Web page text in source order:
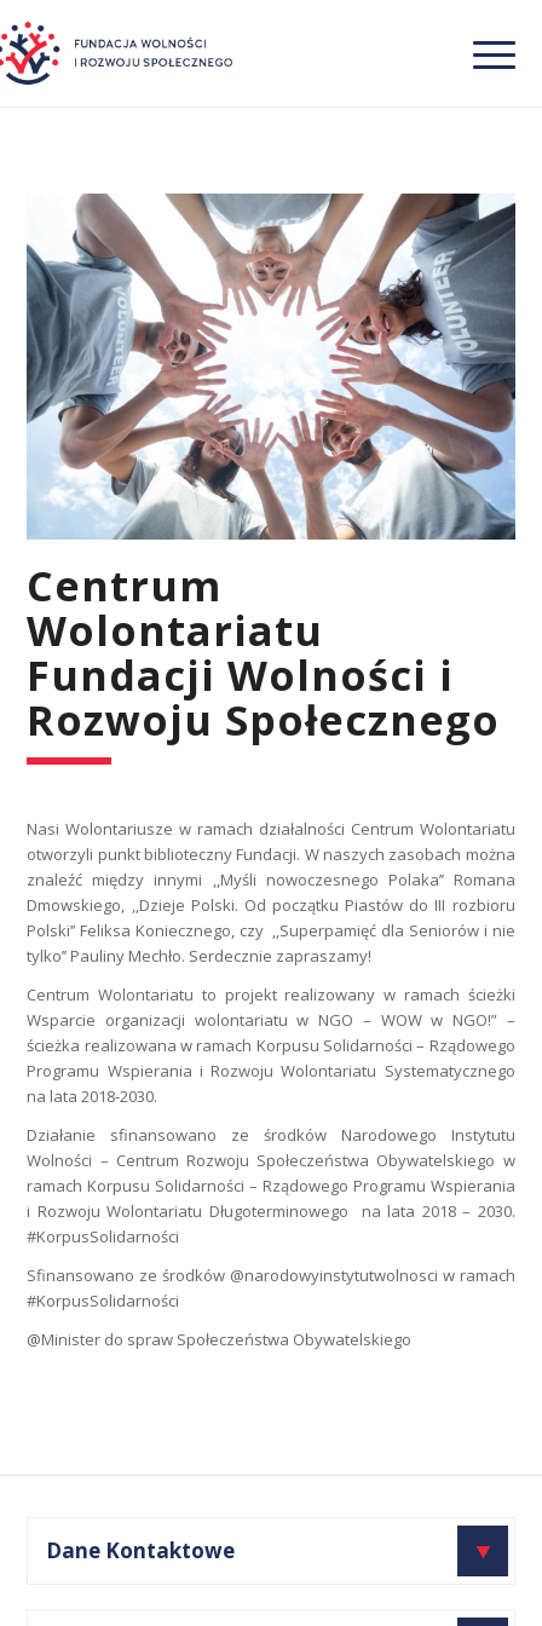
Centrum
Wolontariatu
Fundacji Wolności i
Rozwoju Społecznego
Nasi Wolontariusze w ramach działalności Centrum Wolontariatu
otworzyli punkt biblioteczny Fundacji. W naszych zasobach można
znaleźć między innymi ,,Myśli nowoczesnego Polaka’’ Romana
Dmowskiego, ,,Dzieje Polski. Od początku Piastów do III rozbioru
Polski’’ Feliksa Koniecznego, czy ,,Superpamięć dla Seniorów i nie
tylko’’ Pauliny Mechło. Serdecznie zapraszamy!
Centrum Wolontariatu to projekt realizowany w ramach ścieżki
Wsparcie organizacji wolontariatu w NGO – WOW w NGO!” –
ścieżka realizowana w ramach Korpusu Solidarności – Rządowego
Programu Wspierania i Rozwoju Wolontariatu Systematycznego
na lata 2018-2030.
Działanie sfinansowano ze środków Narodowego Instytutu
Wolności – Centrum Rozwoju Społeczeństwa Obywatelskiego w
ramach Korpusu Solidarności – Rządowego Programu Wspierania
i Rozwoju Wolontariatu Długoterminowego na lata 2018 – 2030.
#KorpusSolidarności
Sfinansowano ze środków @narodowyinstytutwolnosci w ramach
#KorpusSolidarności
@Minister do spraw Społeczeństwa Obywatelskiego
Dane Kontaktowe